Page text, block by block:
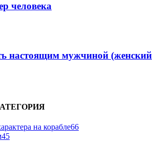
человека
настоящим мужчиной (женский
на корабле66
45